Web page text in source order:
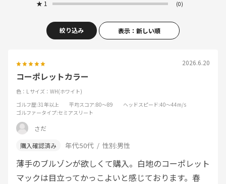
★ 1 (0)
絞り込み 表示：新しい順
2026.6.20
コーポレットカラー
色：L サイズ：WH(ホワイト)
ゴルフ歴:31年以上 平均スコア:80～89 ヘッドスピード:40～44m/s
ゴルファータイプ:セミアスリート
さだ
年代:50代 性別:男性
薄手のブルゾンが欲しくて購入。白地のコーポレット
マックは目立ってかっこよいと感じております。春